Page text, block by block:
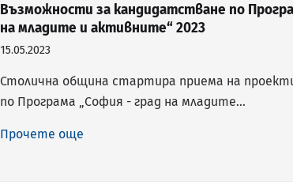
Възможности за кандидатстване по
на младите и активните“ 2023
15.05.2023
Столична община стартира приема на
по Програма „София - град на младите…
Прочете още